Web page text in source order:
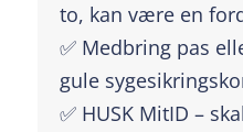
to, kan være en
✅ Medbring pas
gule
✅ HUSK MitID –